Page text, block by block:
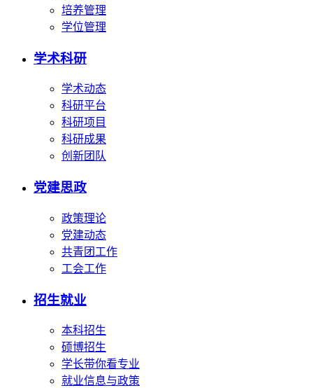
培养管理
学位管理
学术科研
学术动态
科研平台
科研项目
科研成果
创新团队
党建思政
政策理论
党建动态
共青团工作
工会工作
招生就业
本科招生
硕博招生
学长带你看专业
就业信息与政策